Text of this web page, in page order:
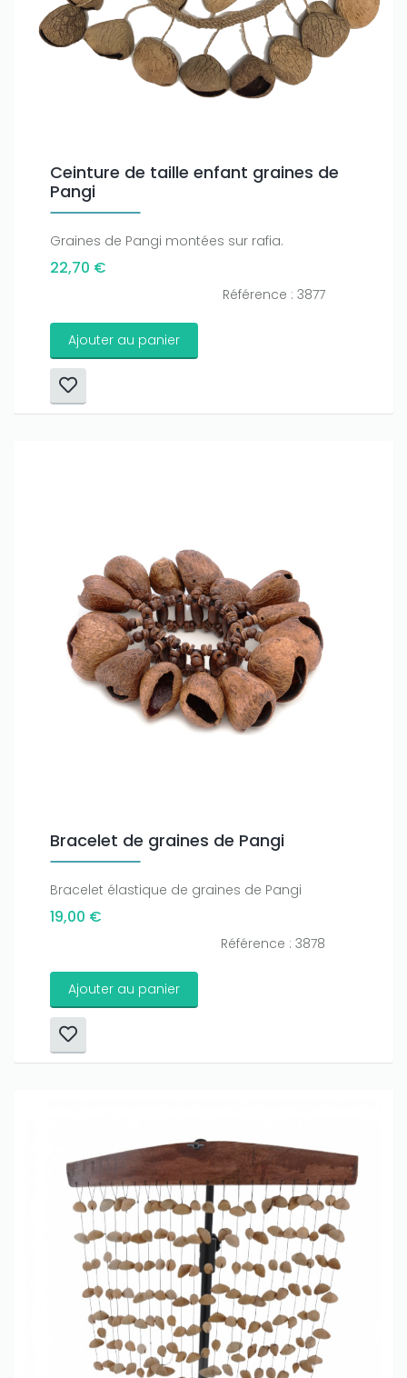
Ceinture de taille enfant graines de
Pangi
Graines de Pangi montées sur rafia.
22,70 €
Référence : 3877
Ajouter au panier
Bracelet de graines de Pangi
Bracelet élastique de graines de Pangi
19,00 €
Référence : 3878
Ajouter au panier